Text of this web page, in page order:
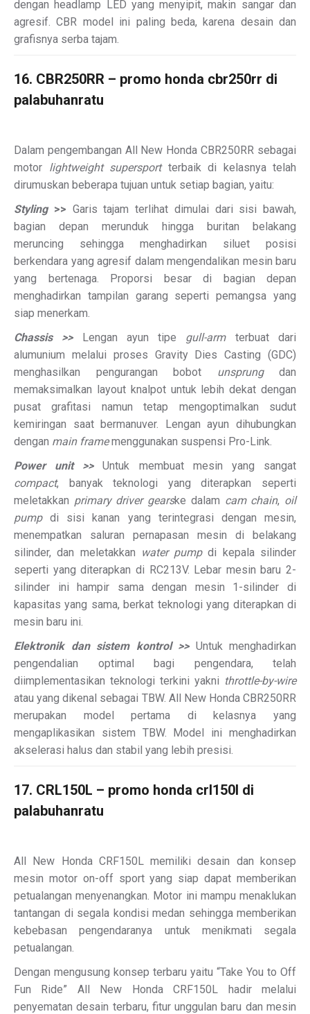
dengan headlamp LED yang menyipit, makin sangar dan
agresif. CBR model ini paling beda, karena desain dan
grafisnya serba tajam.
16. CBR250RR – promo honda cbr250rr di
palabuhanratu
Dalam pengembangan All New Honda CBR250RR sebagai
motor lightweight supersportterbaik di kelasnya telah
dirumuskan beberapa tujuan untuk setiap bagian, yaitu:
Styling>> Garis tajam terlihat dimulai dari sisi bawah,
bagian depan merunduk hingga buritan belakang
meruncing sehingga menghadirkan siluet posisi
berkendara yang agresif dalam mengendalikan mesin baru
yang bertenaga. Proporsi besar di bagian depan
menghadirkan tampilan garang seperti pemangsa yang
siap menerkam.
Chassis >> Lengan ayun tipe gull-armterbuat dari
alumunium melalui proses Gravity Dies Casting (GDC)
menghasilkan pengurangan bobot unsprungdan
memaksimalkan layout knalpot untuk lebih dekat dengan
pusat grafitasi namun tetap mengoptimalkan sudut
kemiringan saat bermanuver. Lengan ayun dihubungkan
dengan main framemenggunakan suspensi Pro-Link.
Power unit >>Untuk membuat mesin yang sangat
compact, banyak teknologi yang diterapkan seperti
meletakkan primary driver gearske dalam cam chain, oil
pumpdi sisi kanan yang terintegrasi dengan mesin,
menempatkan saluran pernapasan mesin di belakang
silinder, dan meletakkan water pumpdi kepala silinder
seperti yang diterapkan di RC213V. Lebar mesin baru 2-
silinder ini hampir sama dengan mesin 1-silinder di
kapasitas yang sama, berkat teknologi yang diterapkan di
mesin baru ini.
Elektronik dan sistem kontrol >> Untuk menghadirkan
pengendalian optimal bagi pengendara, telah
diimplementasikan teknologi terkini yakni throttle-by-wire
atau yang dikenal sebagai TBW. All New Honda CBR250RR
merupakan model pertama di kelasnya yang
mengaplikasikan sistem TBW. Model ini menghadirkan
akselerasi halus dan stabil yang lebih presisi.
17. CRL150L – promo honda crl150l di
palabuhanratu
All New Honda CRF150L memiliki desain dan konsep
mesin motor on-off sport yang siap dapat memberikan
petualangan menyenangkan. Motor ini mampu menaklukan
tantangan di segala kondisi medan sehingga memberikan
kebebasan pengendaranya untuk menikmati segala
petualangan.
Dengan mengusung konsep terbaru yaitu “Take You to Off
Fun Ride” All New Honda CRF150L hadir melalui
penyematan desain terbaru, fitur unggulan baru dan mesin